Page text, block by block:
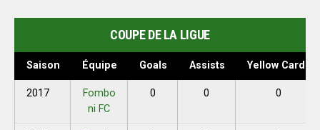
COUPE DE LA LIGUE
Saison Équipe Goals Assists Yellow Cards
2017
Fombo
ni FC
0 0 0